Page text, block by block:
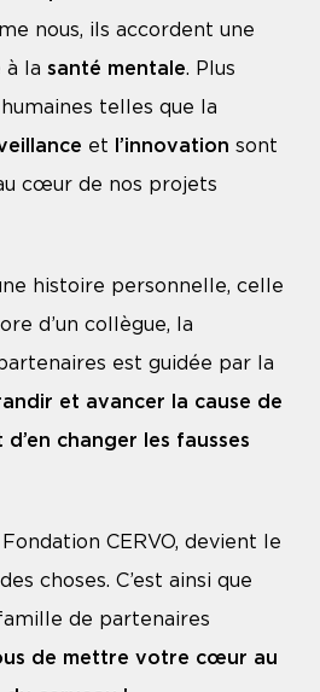
nous, ils accordent une
à la santé mentale. Plus
telles que la
et l’innovation sont
cœur de nos projets
histoire personnelle, celle
d’un collègue, la
est guidée par la
et avancer la cause de
changer les fausses
CERVO, devient le
choses. C’est ainsi que
de partenaires
de mettre votre cœur au